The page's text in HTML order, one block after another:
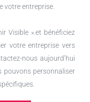
votre entreprise.
Visible ».et bénéficiez
votre entreprise vers
nous aujourd’hui
pouvons personnaliser